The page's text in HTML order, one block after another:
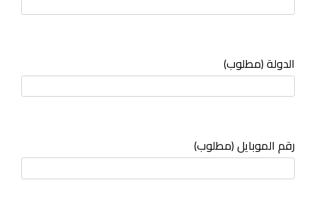
الدولة (مطلوب)
رقم الموبايل (مطلوب)